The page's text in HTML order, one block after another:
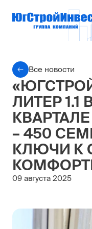
Все новости
ЛИТЕР
– 450
КЛЮЧИ К
09 августа 2025